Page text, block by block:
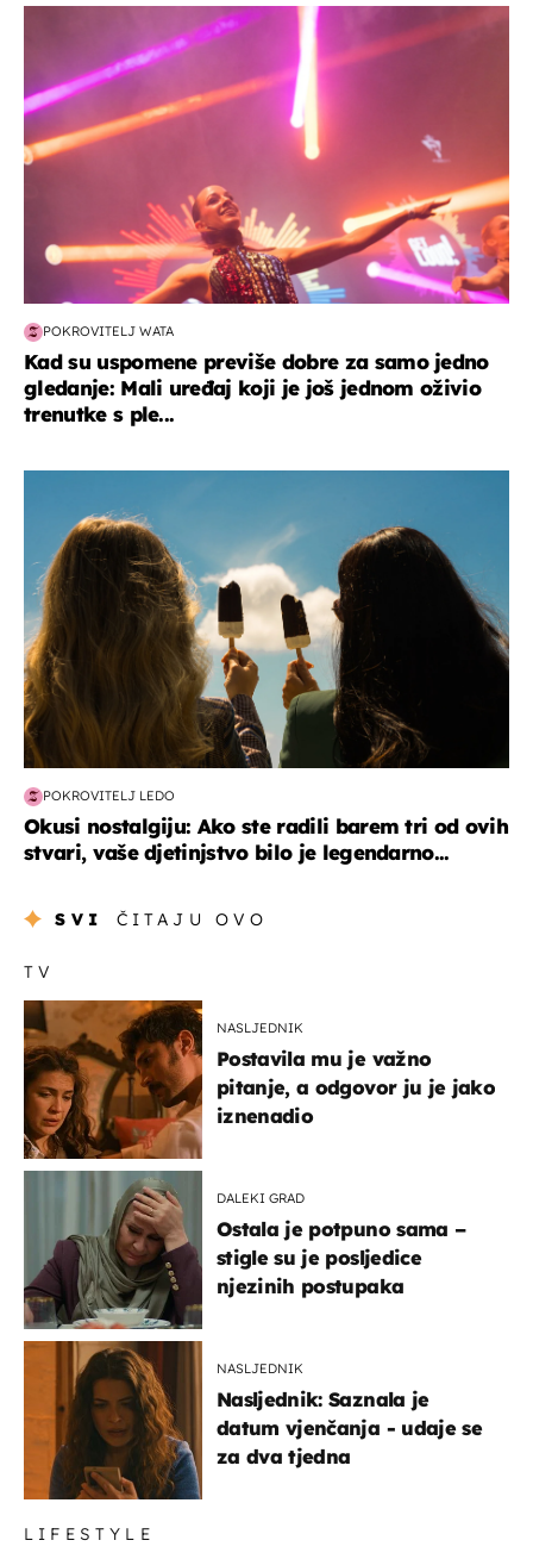
POKROVITELJ WATA
Kad su uspomene previše dobre za samo jedno
gledanje: Mali uređaj koji je još jednom oživio
trenutke s ple...
POKROVITELJ LEDO
Okusi nostalgiju: Ako ste radili barem tri od ovih
stvari, vaše djetinjstvo bilo je legendarno...
SVI ČITAJU OVO
TV
NASLJEDNIK
Postavila mu je važno
pitanje, a odgovor ju je jako
iznenadio
DALEKI GRAD
Ostala je potpuno sama –
stigle su je posljedice
njezinih postupaka
NASLJEDNIK
Nasljednik: Saznala je
datum vjenčanja - udaje se
za dva tjedna
LIFESTYLE